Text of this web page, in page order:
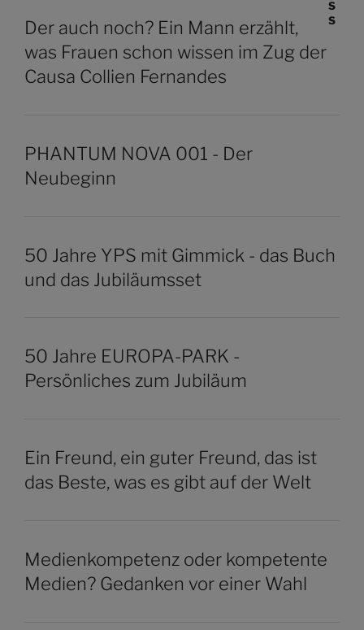
Der auch noch? Ein Mann erzählt,
was Frauen schon wissen im Zug der
Causa Collien Fernandes
PHANTUM NOVA 001 - Der
Neubeginn
50 Jahre YPS mit Gimmick - das Buch
und das Jubiläumsset
50 Jahre EUROPA-PARK -
Persönliches zum Jubiläum
Ein Freund, ein guter Freund, das ist
das Beste, was es gibt auf der Welt
Medienkompetenz oder kompetente
Medien? Gedanken vor einer Wahl